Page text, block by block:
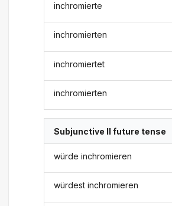
inchromierte
inchromierten
inchromiertet
inchromierten
Subjunctive II future tense
würde inchromieren
würdest inchromieren